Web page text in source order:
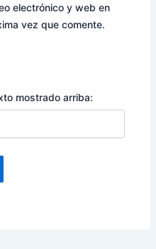
electrónico y web en
vez que comente.
mostrado arriba: